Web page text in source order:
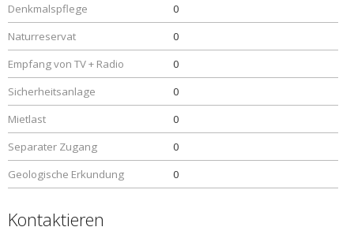
Denkmalspflege
0
Naturreservat
0
Empfang von TV + Radio
0
Sicherheitsanlage
0
Mietlast
0
Separater Zugang
0
Geologische Erkundung
0
Kontaktieren